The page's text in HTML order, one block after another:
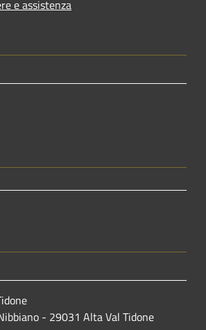
e assistenza
- 29031 Alta Val Tidone